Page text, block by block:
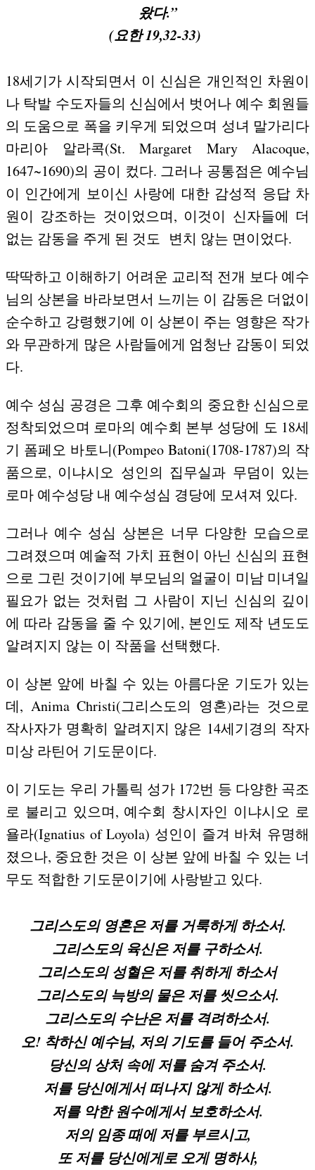
왔다.”
(요한 19,32-33)
18세기가 시작되면서 이 신심은 개인적인 차원이
나 탁발 수도자들의 신심에서 벗어나 예수 회원들
의 도움으로 폭을 키우게 되었으며 성녀 말가리다
마리아 알라콕(St. Margaret Mary Alacoque,
1647~1690)의 공이 컸다. 그러나 공통점은 예수님
이 인간에게 보이신 사랑에 대한 감성적 응답 차
원이 강조하는 것이었으며, 이것이 신자들에 더
없는 감동을 주게 된 것도 변치 않는 면이었다.
딱딱하고 이해하기 어려운 교리적 전개 보다 예수
님의 상본을 바라보면서 느끼는 이 감동은 더없이
순수하고 강령했기에 이 상본이 주는 영향은 작가
와 무관하게 많은 사람들에게 엄청난 감동이 되었
다.
예수 성심 공경은 그후 예수회의 중요한 신심으로
정착되었으며 로마의 예수회 본부 성당에 도 18세
기 폼페오 바토니(Pompeo Batoni(1708-1787)의 작
품으로, 이냐시오 성인의 집무실과 무덤이 있는
로마 예수성당 내 예수성심 경당에 모셔져 있다.
그러나 예수 성심 상본은 너무 다양한 모습으로
그려졌으며 예술적 가치 표현이 아닌 신심의 표현
으로 그린 것이기에 부모님의 얼굴이 미남 미녀일
필요가 없는 것처럼 그 사람이 지닌 신심의 깊이
에 따라 감동을 줄 수 있기에, 본인도 제작 년도도
알려지지 않는 이 작품을 선택했다.
이 상본 앞에 바칠 수 있는 아름다운 기도가 있는
데, Anima Christi(그리스도의 영혼)라는 것으로
작사자가 명확히 알려지지 않은 14세기경의 작자
미상 라틴어 기도문이다.
이 기도는 우리 가톨릭 성가 172번 등 다양한 곡조
로 불리고 있으며, 예수회 창시자인 이냐시오 로
욜라(Ignatius of Loyola) 성인이 즐겨 바쳐 유명해
졌으나, 중요한 것은 이 상본 앞에 바칠 수 있는 너
무도 적합한 기도문이기에 사랑받고 있다.
그리스도의 영혼은 저를 거룩하게 하소서.
그리스도의 육신은 저를 구하소서.
그리스도의 성혈은 저를 취하게 하소서
그리스도의 늑방의 물은 저를 씻으소서.
그리스도의 수난은 저를 격려하소서.
오! 착하신 예수님, 저의 기도를 들어 주소서.
당신의 상처 속에 저를 숨겨 주소서.
저를 당신에게서 떠나지 않게 하소서.
저를 악한 원수에게서 보호하소서.
저의 임종 때에 저를 부르시고,
또 저를 당신에게로 오게 명하사,